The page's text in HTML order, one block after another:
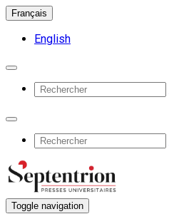
Français
English
Toggle navigation